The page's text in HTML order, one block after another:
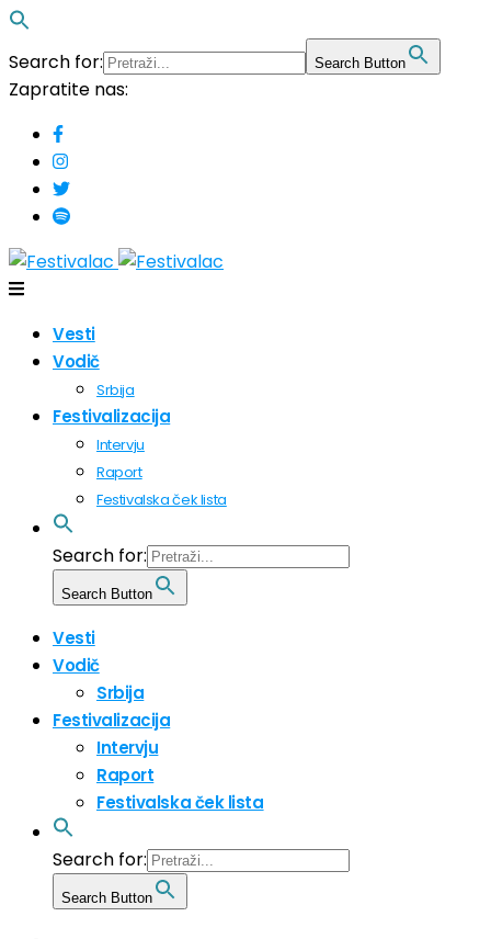
Search for: Search Button
Zapratite nas:
Vesti
Vodič
Srbija
Festivalizacija
Intervju
Raport
Festivalska ček lista
Search for:
Search Button
Vesti
Vodič
Srbija
Festivalizacija
Intervju
Raport
Festivalska ček lista
Search for:
Search Button